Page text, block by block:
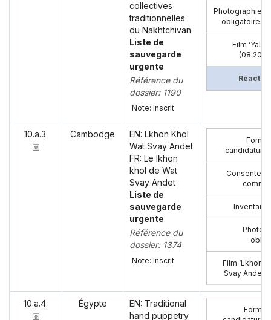
collectives
traditionnelles
du Nakhtchivan
Liste de
sauvegarde
urgente
Référence du
dossier: 1190
Note: Inscrit
Photographies
obligatoires:
Film ‘Yalli’
(08:20)
10.a.3 Cambodge
EN: Lkhon Khol
Wat Svay Andet
FR: Le lkhon
khol de Wat
Svay Andet
Liste de
sauvegarde
urgente
Référence du
dossier: 1374
Note: Inscrit
candidature
Inventaire
Film ‘Lkhon
Svay Andet’
10.a.4 Égypte
EN: Traditional
hand puppetry